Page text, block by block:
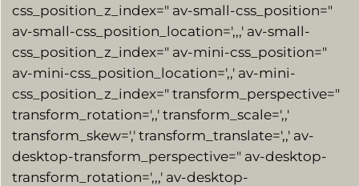
css_position_z_index=" av-small-css_position="
av-small-css_position_location=',,,' av-small-
css_position_z_index=" av-mini-css_position="
av-mini-css_position_location=',,' av-mini-
css_position_z_index=" transform_perspective="
transform_rotation=',,' transform_scale=',,'
transform_skew=',' transform_translate=',,' av-
desktop-transform_perspective=" av-desktop-
transform_rotation=',,,' av-desktop-